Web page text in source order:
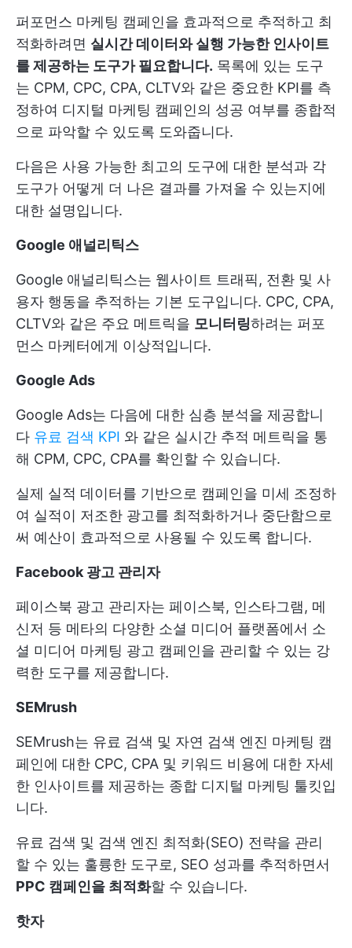
퍼포먼스 마케팅 캠페인을 효과적으로 추적하고 최
적화하려면 실시간 데이터와 실행 가능한 인사이트
를 제공하는 도구가 필요합니다. 목록에 있는 도구
는 CPM, CPC, CPA, CLTV와 같은 중요한 KPI를 측
정하여 디지털 마케팅 캠페인의 성공 여부를 종합적
으로 파악할 수 있도록 도와줍니다.
다음은 사용 가능한 최고의 도구에 대한 분석과 각
도구가 어떻게 더 나은 결과를 가져올 수 있는지에
대한 설명입니다.
Google 애널리틱스
Google 애널리틱스는 웹사이트 트래픽, 전환 및 사
용자 행동을 추적하는 기본 도구입니다. CPC, CPA,
CLTV와 같은 주요 메트릭을 모니터링하려는 퍼포
먼스 마케터에게 이상적입니다.
Google Ads
Google Ads는 다음에 대한 심층 분석을 제공합니
다 유료 검색 KPI 와 같은 실시간 추적 메트릭을 통
해 CPM, CPC, CPA를 확인할 수 있습니다.
실제 실적 데이터를 기반으로 캠페인을 미세 조정하
여 실적이 저조한 광고를 최적화하거나 중단함으로
써 예산이 효과적으로 사용될 수 있도록 합니다.
Facebook 광고 관리자
페이스북 광고 관리자는 페이스북, 인스타그램, 메
신저 등 메타의 다양한 소셜 미디어 플랫폼에서 소
셜 미디어 마케팅 광고 캠페인을 관리할 수 있는 강
력한 도구를 제공합니다.
SEMrush
SEMrush는 유료 검색 및 자연 검색 엔진 마케팅 캠
페인에 대한 CPC, CPA 및 키워드 비용에 대한 자세
한 인사이트를 제공하는 종합 디지털 마케팅 툴킷입
니다.
유료 검색 및 검색 엔진 최적화(SEO) 전략을 관리
할 수 있는 훌륭한 도구로, SEO 성과를 추적하면서
PPC 캠페인을 최적화할 수 있습니다.
핫자